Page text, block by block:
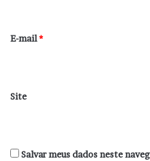
*
E-mail*
Site
Salvar meus dados neste